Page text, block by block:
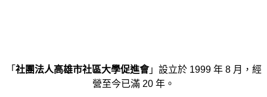
「 社團法人高雄市社區大學促進會」設立於 1999 年 8 月，經
營至今已滿 20 年。